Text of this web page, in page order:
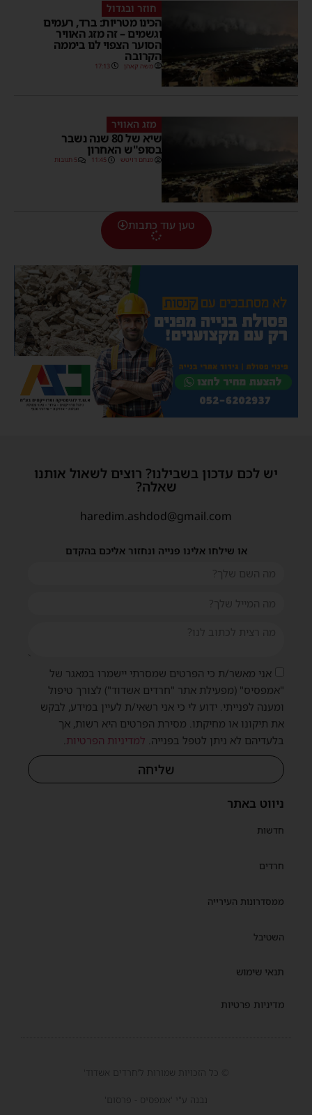
חוזר ובגדול
הכינו מטריות: ברד, רעמים
וגשמים – זה מזג האוויר
הסוער הצפוי לנו ביממה
הקרובה
משה קאהן 17:13
מזג האוויר
שיא של 80 שנה נשבר
בסופ"ש האחרון
מנחם דויטש 11:45 5 תגובות
טען עוד כתבות
ניווט באתר
חדשות
חרדים
ממסדרונות העירייה
השטיבל
תנאי שימוש
מדיניות פרטיות
יש לכם עדכון בשבילנו? רוצים לשאול אותנו
שאלה?
haredim.ashdod@gmail.com
או שילחו אלינו פנייה ונחזור אליכם בהקדם
אני מאשר/ת כי הפרטים שמסרתי יישמרו במאגר של
"אמפסיס" (מפעילת אתר "חרדים אשדוד") לצורך טיפול
ומענה לפנייתי. ידוע לי כי אני רשאי/ת לעיין במידע, לבקש
את תיקונו או מחיקתו. מסירת הפרטים היא רשות, אך
בלעדיהם לא ניתן לטפל בפנייה. למדיניות הפרטיות.
שליחה
© כל הזכויות שמורות ל'חרדים אשדוד'
נבנה ע"י 'אמפסיס - פרסום'